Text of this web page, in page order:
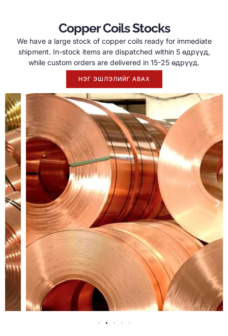
Copper Coils Stocks
We have a large stock of copper coils ready for immediate
shipment. In-stock items are dispatched within5 өдрүүд,
while custom orders are delivered in 15-25 өдрүүд.
НЭГ ЭШЛЭЛИЙГ АВАХ